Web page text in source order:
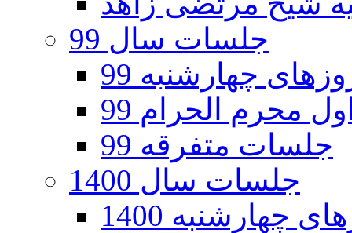
جلسات سال 99
چهارشنبه 99
محرم الحرام 99
جلسات متفرقه 99
جلسات سال 1400
چهارشنبه 1400